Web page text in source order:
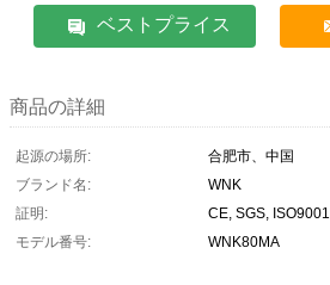
ベストプライス
商品の詳細
起源の場所:
合肥市、中国
ブランド名:
WNK
証明:
CE, SGS, ISO9001
モデル番号:
WNK80MA